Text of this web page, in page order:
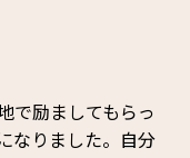
で励ましてもらっ
なりました。自分